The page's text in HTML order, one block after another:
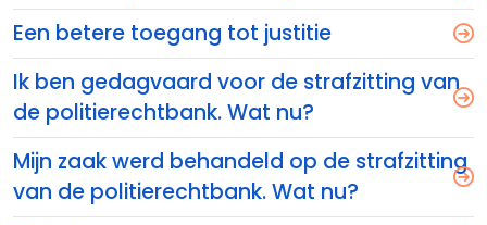
Een betere toegang tot justitie
Ik ben gedagvaard voor de strafzitting van
de politierechtbank. Wat nu?
Mijn zaak werd behandeld op de strafzitting
van de politierechtbank. Wat nu?